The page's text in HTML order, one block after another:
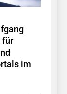
für
im